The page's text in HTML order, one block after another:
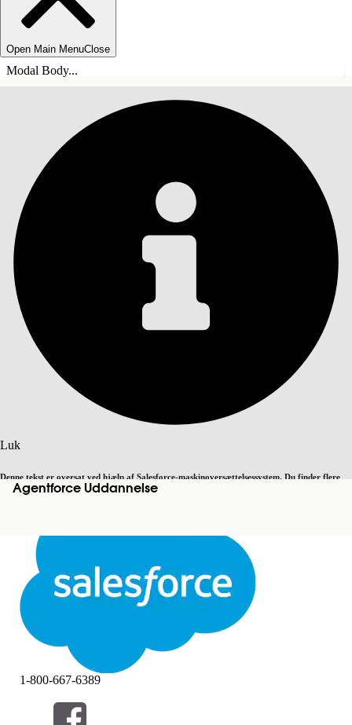
Open Main MenuClose
Modal Body...
Luk
Denne tekst er oversat ved hjælp af Salesforce-maskinoversættelsessystem. Du finder flere
detaljerher. Skift til engelsk Ikke nu
Luk
Agentforce Uddannelse
INDHOLD
Filtre (0)
1-800-667-6389